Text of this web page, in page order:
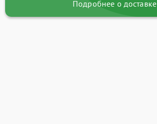
Подробнее о доставке